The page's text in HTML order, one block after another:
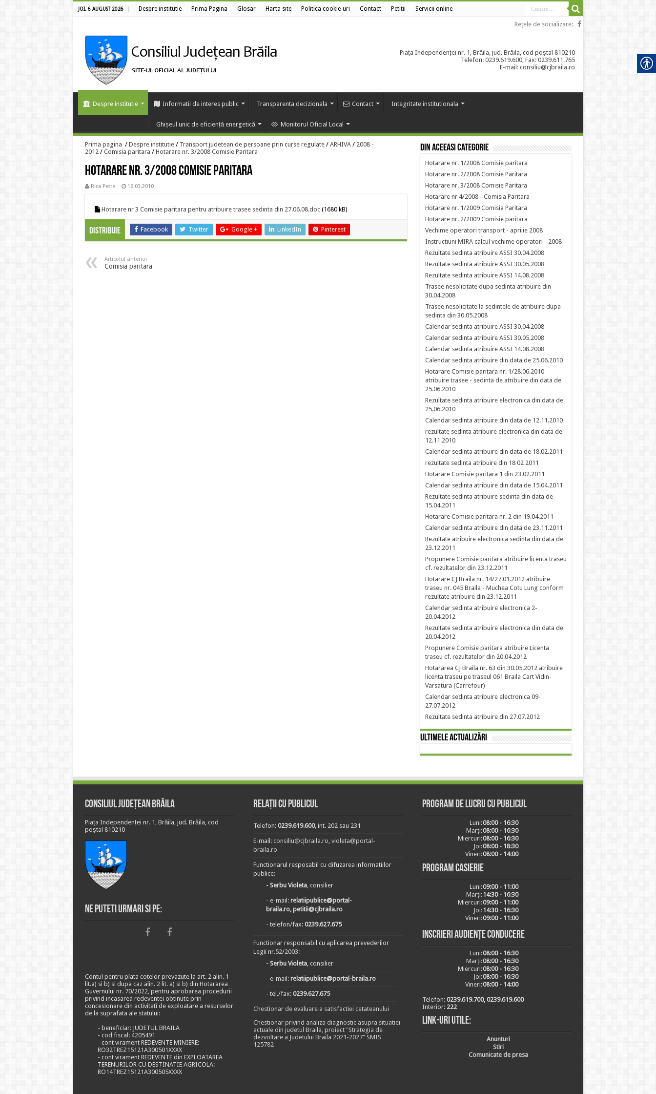
JOI, 6 AUGUST 2026 Despre institutie Prima Pagina Glosar Harta site Politica cookie-uri Contact Petitii Servicii online
Rețele de socializare:
Piața Independenței nr. 1, Brăila, jud. Brăila, cod poștal 810210
Telefon: 0239.619.600, Fax: 0239.611.765
E-mail: consiliu@cjbraila.ro
Despre institutie Informatii de interes public Transparenta decizionala Contact Integritate institutionala
Ghișeul unic de eficiență energetică Monitorul Oficial Local
Prima pagina / Despre institutie / Transport judetean de persoane prin curse regulate / ARHIVA / 2008 -
2012 / Comisia paritara / Hotarare nr. 3/2008 Comisie Paritara
Hotarare nr. 3/2008 Comisie Paritara
Rica Petre 16.03.2010
Hotarare nr 3 Comisie paritara pentru atribuire trasee sedinta din 27.06.08.doc(1680 kB)
Distribuie Facebook Twitter Google + LinkedIn Pinterest
Articolul anterior
Comisia paritara
Din aceeasi categorie
Hotarare nr. 1/2008 Comisie paritara
Hotarare nr. 2/2008 Comisie Paritara
Hotarare nr. 3/2008 Comisie Paritara
Hotarare nr 4/2008 - Comisia Paritara
Hotarare nr. 1/2009 Comisia Paritara
Hotarare nr. 2/2009 Comisie paritara
Vechime operatori transport - aprilie 2008
Instructiuni MIRA calcul vechime operatori - 2008
Rezultate sedinta atribuire ASSI 30.04.2008
Rezultate sedinta atribuire ASSI 30.05.2008
Rezultate sedinta atribuire ASSI 14.08.2008
Trasee nesolicitate dupa sedinta atribuire din
30.04.2008
Trasee nesolicitate la sedintele de atribuire dupa
sedinta din 30.05.2008
Calendar sedinta atribuire ASSI 30.04.2008
Calendar sedinta atribuire ASSI 30.05.2008
Calendar sedinta atribuire ASSI 14.08.2008
Calendar sedinta atribuire din data de 25.06.2010
Hotarare Comisie paritara nr. 1/28.06.2010
atribuire trasee - sedinta de atribuire din data de
25.06.2010
Rezultate sedinta atribuire electronica din data de
25.06.2010
Calendar sedinta atribuire din data de 12.11.2010
rezultate sedinta atribuire electronica din data de
12.11.2010
Calendar sedinta atribuire din data de 18.02.2011
rezultate sedinta atribuire din 18 02 2011
Hotarare Comisie paritara 1 din 23.02.2011
Calendar sedinta atribuire din data de 15.04.2011
Rezultate sedinta atribuire sedinta din data de
15.04.2011
Hotarare Comisie paritara nr. 2 din 19.04.2011
Calendar sedinta atribuire din data de 23.11.2011
Rezultate atribuire electronica sedinta din data de
23.12.2011
Propunere Comisie paritara atribuire licenta traseu
cf. rezultatelor din 23.12.2011
Hotarare CJ Braila nr. 14/27.01.2012 atribuire
traseu nr. 045 Braila - Muchea Cotu Lung conform
rezultate atribuire din 23.12.2011
Calendar sedinta atribuire electronica 2-
20.04.2012
Rezultate sedinta atribuire electronica din data de
20.04.2012
Propunere Comisie paritara atribuire Licenta
traseu cf. rezultatelor din 20.04.2012
Hotararea CJ Braila nr. 63 din 30.05.2012 atribuire
licenta traseu pe traseul 061 Braila Cart Vidin-
Varsatura (Carrefour)
Calendar sedinta atribuire electronica 09-
27.07.2012
Rezultate sedinta atribuire din 27.07.2012
Ultimele actualizări
Consiliul Județean Brăila
Piața Independenței nr. 1, Brăila, jud. Brăila, cod
poștal 810210
Ne puteti urmari si pe:
Contul pentru plata cotelor prevazute la art. 2 alin. 1
lit.a) si b) si dupa caz alin. 2 lit. a) si b) din Hotararea
Guvernului nr. 70/2022, pentru aprobarea procedurii
privind incasarea redeventei obtinute prin
concesionare din activitati de exploatare a resurselor
de la suprafata ale statului:
- beneficiar: JUDETUL BRAILA
- cod fiscal: 4205491
- cont virament REDEVENTE MINIERE:
RO32TREZ15121A300501XXXX
- cont virament REDEVENTE din EXPLOATAREA
TERENURILOR CU DESTINATIE AGRICOLA:
RO14TREZ15121A300505XXXX
Relații cu publicul
Telefon:0239.619.600, int. 202 sau 231
E-mail:consiliu@cjbraila.ro,violeta@portal-
braila.ro
Functionarul resposabil cu difuzarea informatiilor
publice:
- Serbu Violeta, consilier
- e-mail:relatiipublice@portal-
braila.ro, petitii@cjbraila.ro
- telefon/fax:0239.627.675
Functionar responsabil cu aplicarea prevederilor
Legii nr.52/2003:
- Serbu Violeta, consilier
- e-mail:relatiipublice@portal-braila.ro
- tel./fax:0239.627.675
Chestionar de evaluare a satisfactiei cetateanului
Chestionar privind analiza diagnostic asupra situatiei
actuale din judetul Braila, proiect "Strategia de
dezvoltare a Judetului Braila 2021-2027" SMIS
125782
Program de lucru cu publicul
Luni:08:00 - 16:30
Marți:08:00 - 16:30
Miercuri:08:00 - 16:30
Joi:08:00 - 18:30
Vineri:08:00 - 14:00
Program casierie
Luni:09:00 - 11:00
Marți:14:30 - 16:30
Miercuri:09:00 - 11:00
Joi:14:30 - 16:30
Vineri:09:00 - 11:00
Inscrieri audiențe conducere
Luni:08:00 - 16:30
Marți:08:00 - 16:30
Miercuri:08:00 - 16:30
Joi:08:00 - 16:30
Vineri:08:00 - 14:00
Telefon: 0239.619.700, 0239.619.600
Interior: 222
Link-uri utile:
Anunturi
Stiri
Comunicate de presa